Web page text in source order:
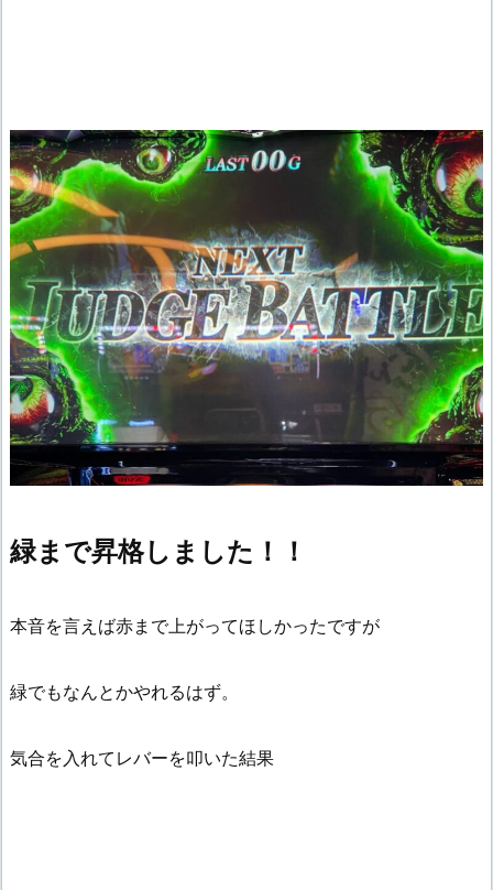
緑まで昇格しました！！
本音を言えば赤まで上がってほしかったですが
緑でもなんとかやれるはず。
気合を入れてレバーを叩いた結果